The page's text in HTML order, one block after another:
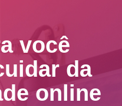
você
da
online